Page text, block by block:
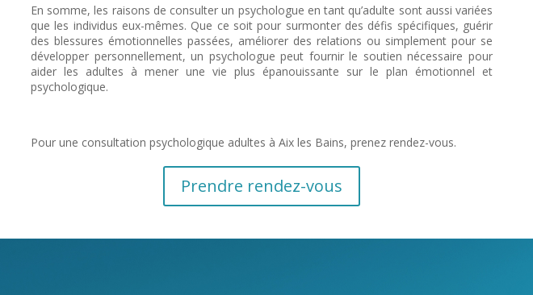
En somme, les raisons de consulter un psychologue en tant qu’adulte sont aussi variées
que les individus eux-mêmes. Que ce soit pour surmonter des défis spécifiques, guérir
des blessures émotionnelles passées, améliorer des relations ou simplement pour se
développer personnellement, un psychologue peut fournir le soutien nécessaire pour
aider les adultes à mener une vie plus épanouissante sur le plan émotionnel et
psychologique.
Pour une consultation psychologique adultes à Aix les Bains, prenez rendez-vous.
Prendre rendez-vous